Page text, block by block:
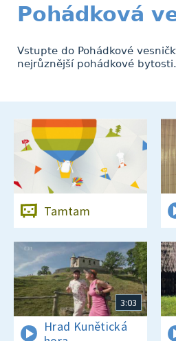
Pohádková
Vstupte do Pohádkové
nejrůznější pohádkové bytosti.
Tamtam
3:03
Hrad Kunětická